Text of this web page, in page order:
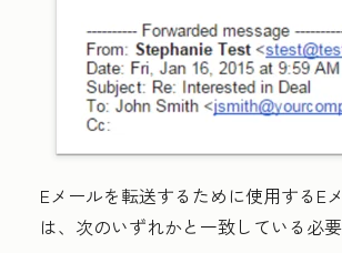
Eメールを転送するために使用するE
は、次のいずれかと一致している必要